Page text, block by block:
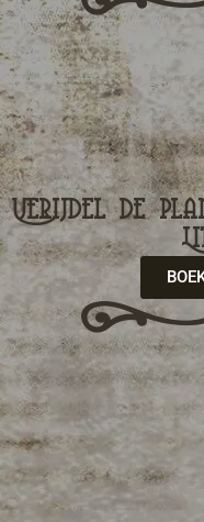
Verijdel de